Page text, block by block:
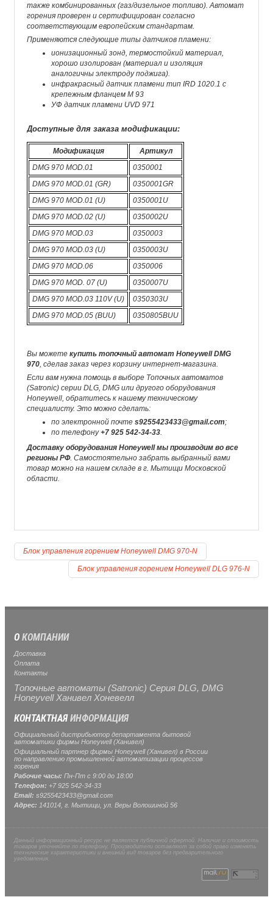
также комбинированных (газ/дизельное топливо). Автомат
горения проверен и сертифицирован согласно
соответствующим европейским стандартам.
Применяются следующие типы датчиков пламени:
ионизационный зонд, термостойкий материал,
хорошо изолирован (материал и изоляция
аналогичны электроду поджига).
инфракрасный датчик пламени тип IRD 1020.1 с
крепежным фланцем М 93
УФ датчик пламени UVD 971
Доступные для заказа модификации:
Модификация
Артикул
DMG 970 MOD.01
0350001
DMG 970 MOD.01 (GR)
0350001GR
DMG 970 MOD.01 (U)
0350001U
DMG 970 MOD.02 (U)
0350002U
DMG 970 MOD.03
0350003
DMG 970 MOD.03 (U)
0350003U
DMG 970 MOD.06
0350006
DMG 970 MOD. 07 (U)
0350007U
DMG 970 MOD.03 110V (U)
0350303U
DMG 970 MOD.05 (BUU)
0350805BUU
Вы можете купить топочный автомат Honeywell DMG
970 , сделав заказ через корзину интернет-магазина.
Если вам нужна помощь в выборе Топочных автоматов
(Satronic) серии DLG, DMG или другого оборудования
Honeywell, обратитесь к нашему техническому
специалисту. Это можно сделать:
по электронной почте s9255423433@gmail.com;
по телефону+7 925 542-34-33
Доставку оборудования Honeywell мы производим во все
регионы РФ. Самостоятельно забрать выбранный вами
товар можно на нашем складе в г. Мытищи Московской
области.
Блок управления горением Honeywell DMG 970-N
Блок управления горением Honeywell DLG 976-N
О КОМПАНИИ
Доставка
Оплата
Контакты
Топочные автоматы (Satronic) Серия DLG, DMG
Honeyvell Ханивел Хоневелл
КОНТАКТНАЯИНФОРМАЦИЯ
Официальный дистрибьютор департамента бытовой
автоматики фирмы Honeywell (Ханивел)
Официальный партнер фирмы Honeywell (Ханивел) в России
по направлению промышленной автоматизации процессов
горения
Рабочие часы: Пн-Пт с 9:00 до 18:00
Телефон: +7 925 542-34-33
Email: s9255423433@gmail.com
Адрес: 141014, г. Мытищи , ул. Веры Волошиной 56
Данный информационный ресурс не является публичной офертой. Наличие и стоимость
товаров уточняйте по телефону. Производители оставляют за собой право изменять
технические характеристики и внешний вид товаров без предварительного
уведомления.